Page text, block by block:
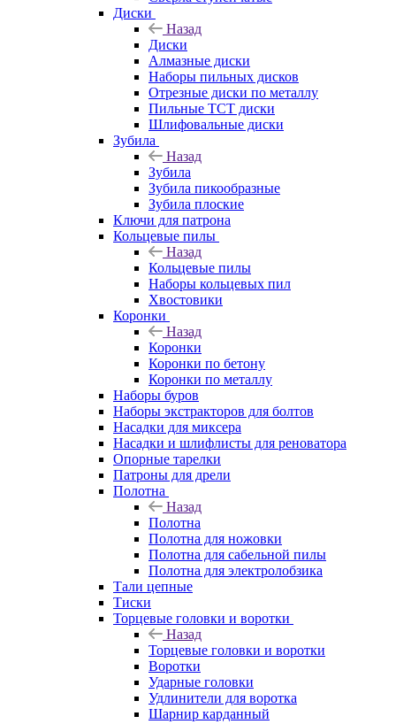
Диски
Назад
Диски
Алмазные диски
Наборы пильных дисков
Отрезные диски по металлу
Пильные TCT диски
Шлифовальные диски
Зубила
Назад
Зубила
Зубила пикообразные
Зубила плоские
Ключи для патрона
Кольцевые пилы
Назад
Кольцевые пилы
Наборы кольцевых пил
Хвостовики
Коронки
Назад
Коронки
Коронки по бетону
Коронки по металлу
Наборы буров
Наборы экстракторов для болтов
Насадки для миксера
Насадки и шлифлисты для реноватора
Опорные тарелки
Патроны для дрели
Полотна
Назад
Полотна
Полотна для ножовки
Полотна для сабельной пилы
Полотна для электролобзика
Тали цепные
Тиски
Торцевые головки и воротки
Назад
Торцевые головки и воротки
Воротки
Ударные головки
Удлинители для воротка
Шарнир карданный